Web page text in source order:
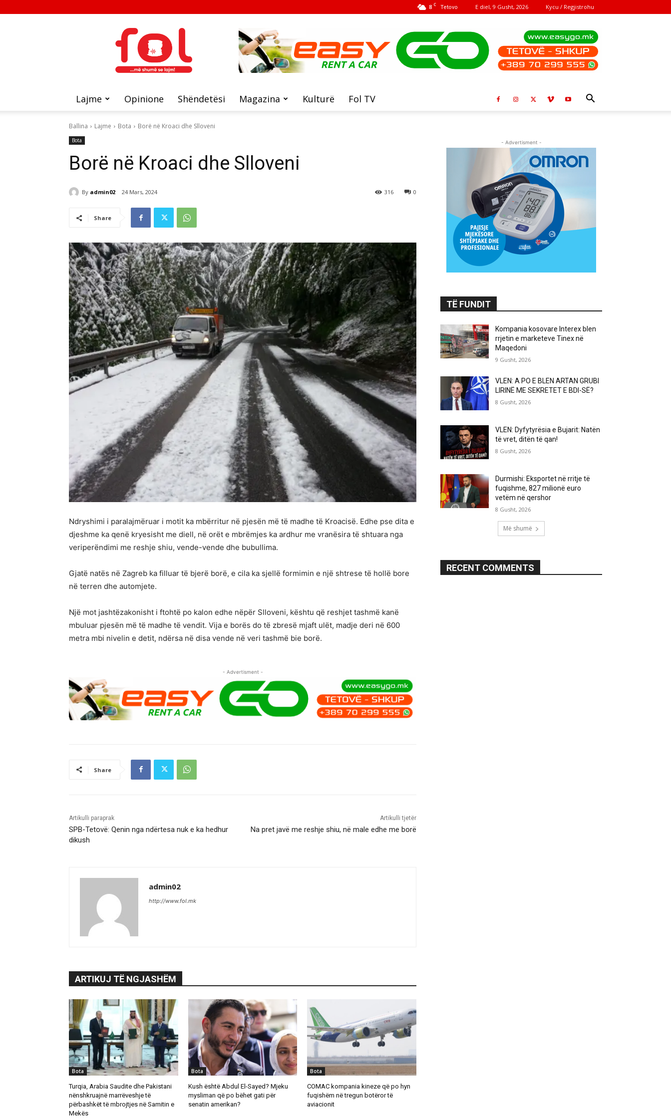
8 C Tetovo E diel, 9 Gusht, 2026 Kycu / Regjistrohu
FOL
Lajme Opinione Shëndetësi Magazina Kulturë Fol TV
Ballina Lajme Bota Borë në Kroaci dhe Slloveni
Bota
Borë në Kroaci dhe Slloveni
By admin02 24 Mars, 2024 0
316
Share
Ndryshimi i paralajmëruar i motit ka mbërritur në pjesën më të madhe të Kroacisë. Edhe pse dita e
djeshme ka qenë kryesisht me diell, në orët e mbrëmjes ka ardhur me vranësira të shtuara nga
veriperëndimi me reshje shiu, vende-vende dhe bubullima.
Gjatë natës në Zagreb ka filluar të bjerë borë, e cila ka sjellë formimin e një shtrese të hollë bore
në terren dhe automjete.
Një mot jashtëzakonisht i ftohtë po kalon edhe nëpër Slloveni, kështu që reshjet tashmë kanë
mbuluar pjesën më të madhe të vendit. Vija e borës do të zbresë mjaft ulët, madje deri në 600
metra mbi nivelin e detit, ndërsa në disa vende në veri tashmë bie borë.
- Advertisment -
Share
Artikulli paraprak
SPB-Tetovë: Qenin nga ndërtesa nuk e ka hedhur
dikush
Artikulli tjetër
Na pret javë me reshje shiu, në male edhe me borë
admin02
http://www.fol.mk
ARTIKUJ TË NGJASHËM
Bota
Turqia, Arabia Saudite dhe Pakistani
nënshkruajnë marrëveshje të
përbashkët të mbrojtjes në Samitin e
Mekës
Bota
Kush është Abdul El-Sayed? Mjeku
mysliman që po bëhet gati për
senatin amerikan?
Bota
COMAC kompania kineze që po hyn
fuqishëm në tregun botëror të
aviacionit
- Advertisment -
TË FUNDIT
Kompania kosovare Interex blen
rrjetin e marketeve Tinex në
Maqedoni
9 Gusht, 2026
VLEN: A PO E BLEN ARTAN GRUBI
LIRINË ME SEKRETET E BDI-SË?
8 Gusht, 2026
VLEN: Dyfytyrësia e Bujarit: Natën
të vret, ditën të qan!
8 Gusht, 2026
Durmishi: Eksportet në rritje të
fuqishme, 827 milionë euro
vetëm në qershor
8 Gusht, 2026
Më shumë
RECENT COMMENTS